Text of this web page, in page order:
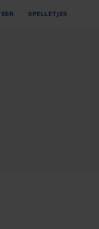
SPELLETJES